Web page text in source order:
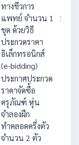
ทางชีวการ
แพทย์ จำนวน 1
ชุด ด้วยวิธี
ประกวดราคา
อิเล็กทรอนิกส์
(e-bidding)
ประกาศประกวด
ราคาจัดซื้อ
ครุภัณฑ์ หุ่น
จำลองฝึก
ทำคลอดครึ่งตัว
จำนวน 2 ตัว